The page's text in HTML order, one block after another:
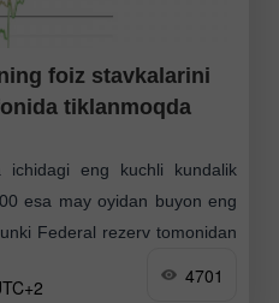
foiz stavkalarini
tiklanmoqda
eng kuchli kundalik
esa may oyidan buyon eng
Federal rezerv tomonidan
4701